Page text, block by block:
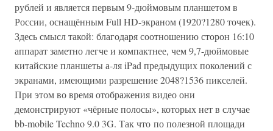
рублей и является первым 9-дюймовым планшетом в
России, оснащённым Full HD-экраном (1920?1280 точек).
Здесь смысл такой: благодаря соотношению сторон 16:10
аппарат заметно легче и компактнее, чем 9,7-дюймовые
китайские планшеты а-ля iPad предыдущих поколений с
экранами, имеющими разрешение 2048?1536 пикселей.
При этом во время отображения видео они
демонстрируют «чёрные полосы», которых нет в случае
bb-mobile Techno 9.0 3G. Так что по полезной площади